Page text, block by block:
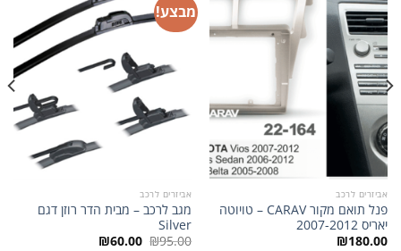
לרשימת
המשאלות
אביזרים לרכב
פנל תואם מקור CARAV – טויוטה
יאריס 2007-2012
₪180.00
מבצע!
לרשימת
המשאלות
אביזרים לרכב
מגב לרכב – מבית הדר רוזן דגם
Silver
₪95.00 המחיר₪60.00 המחיר